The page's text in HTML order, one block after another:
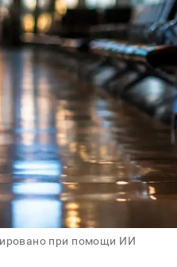
при помощи ИИ